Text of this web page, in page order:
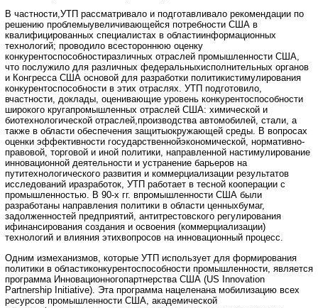
В частности,УТП рассматривало и подготавливало рекомендации по
решению проблемыувеличивающейся потребности США в
квалифицированных специалистах в областиинформационных
технологий; проводило всестороннюю оценку
конкурентоспособностиразличных отраслей промышленности США,
что послужило для различных федеральныхисполнительных органов
и Конгресса США основой для разработки политикистимулирования
конкурентоспособности в этих отраслях. УТП подготовило,
вчастности, доклады, оценивающие уровень конкурентоспособности
широкого кругапромышленных отраслей США: химической и
биотехнологической отраслей,производства автомобилей, стали, а
также в области обеспечения защитыокружающей среды. В вопросах
оценки эффективности государственнойэкономической, нормативно-
правовой, торговой и иной политики, направленной настимулирование
инновационной деятельности и устранение барьеров на
путитехнологического развития и коммерциализации результатов
исследований иразработок, УТП работает в тесной кооперации с
промышленностью. В 90-х гг. впромышленности США были
разработаны направления политики в области ценныхбумаг,
задолженностей предприятий, антитрестовского регулирования
ифинансирования создания и освоения (коммерциализации)
технологий и влияния этихвопросов на инновационный процесс.
Одним измеханизмов, которые УТП использует для формирования
политики в областиконкурентоспособности промышленности, является
программа Инновационногопартнерства США (US Innovation
Partnership Initiative). Эта программа нацеленана мобилизацию всех
ресурсов промышленности США, академической